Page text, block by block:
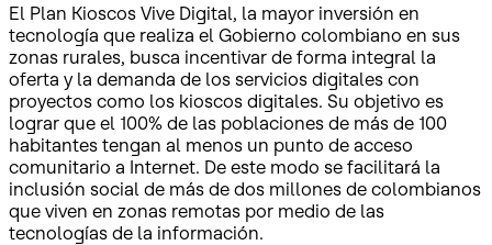
El Plan Kioscos Vive Digital, la mayor inversión en
tecnología que realiza el Gobierno colombiano en sus
zonas rurales, busca incentivar de forma integral la
oferta y la demanda de los servicios digitales con
proyectos como los kioscos digitales. Su objetivo es
lograr que el 100% de las poblaciones de más de 100
habitantes tengan al menos un punto de acceso
comunitario a Internet. De este modo se facilitará la
inclusión social de más de dos millones de colombianos
que viven en zonas remotas por medio de las
tecnologías de la información.